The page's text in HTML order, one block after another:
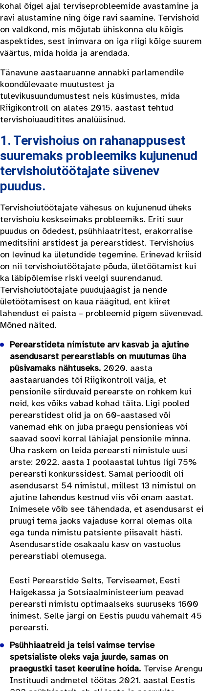
kohal õigel ajal terviseprobleemide avastamine ja
ravi alustamine ning õige ravi saamine. Tervishoid
on valdkond, mis mõjutab ühiskonna elu kõigis
aspektides, sest inimvara on iga riigi kõige suurem
väärtus, mida hoida ja arendada.
Tänavune aastaaruanne annabki parlamendile
koondülevaate muutustest ja
tulevikusuundumustest neis küsimustes, mida
Riigikontroll on alates 2015. aastast tehtud
tervishoiuauditites analüüsinud.
1. Tervishoius on rahanappusest
suuremaks probleemiks kujunenud
tervishoiutöötajate süvenev
puudus.
Tervishoiutöötajate vähesus on kujunenud üheks
tervishoiu keskseimaks probleemiks. Eriti suur
puudus on õdedest, psühhiaatritest, erakorralise
meditsiini arstidest ja perearstidest. Tervishoius
on levinud ka ületundide tegemine. Erinevad kriisid
on nii tervishoiutöötajate põuda, ületöötamist kui
ka läbipõlemise riski veelgi suurendanud.
Tervishoiutöötajate puudujäägist ja nende
ületöötamisest on kaua räägitud, ent kiiret
lahendust ei paista – probleemid pigem süvenevad.
Mõned näited.
Perearstideta nimistute arv kasvab ja ajutine
asendusarst perearstiabis on muutumas üha
püsivamaks nähtuseks. 2020. aasta
aastaaruandes tõi Riigikontroll välja, et
pensionile siirduvaid perearste on rohkem kui
neid, kes võiks vabad kohad täita. Ligi pooled
perearstidest olid ja on 60-aastased või
vanemad ehk on juba praegu pensionieas või
saavad soovi korral lähiajal pensionile minna.
Üha raskem on leida perearsti nimistule uusi
arste: 2022. aasta I poolaastal luhtus ligi 75%
perearsti konkurssidest. Samal perioodil oli
asendusarst 54 nimistul, millest 13 nimistul on
ajutine lahendus kestnud viis või enam aastat.
Inimesele võib see tähendada, et asendusarst ei
pruugi tema jaoks vajaduse korral olemas olla
ega tunda nimistu patsiente piisavalt hästi.
Asendusarstide osakaalu kasv on vastuolus
perearstiabi olemusega.
Eesti Perearstide Selts, Terviseamet, Eesti
Haigekassa ja Sotsiaalministeerium peavad
perearsti nimistu optimaalseks suuruseks 1600
inimest. Selle järgi on Eestis puudu vähemalt 45
perearsti.
Psühhiaatreid ja teisi vaimse tervise
spetsialiste oleks vaja juurde, samas on
praegustki taset keeruline hoida. Tervise Arengu
Instituudi andmetel töötas 2021. aastal Eestis